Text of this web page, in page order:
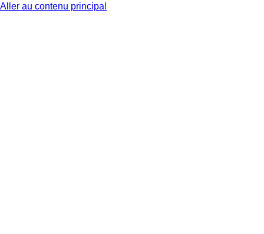
Aller au contenu principal